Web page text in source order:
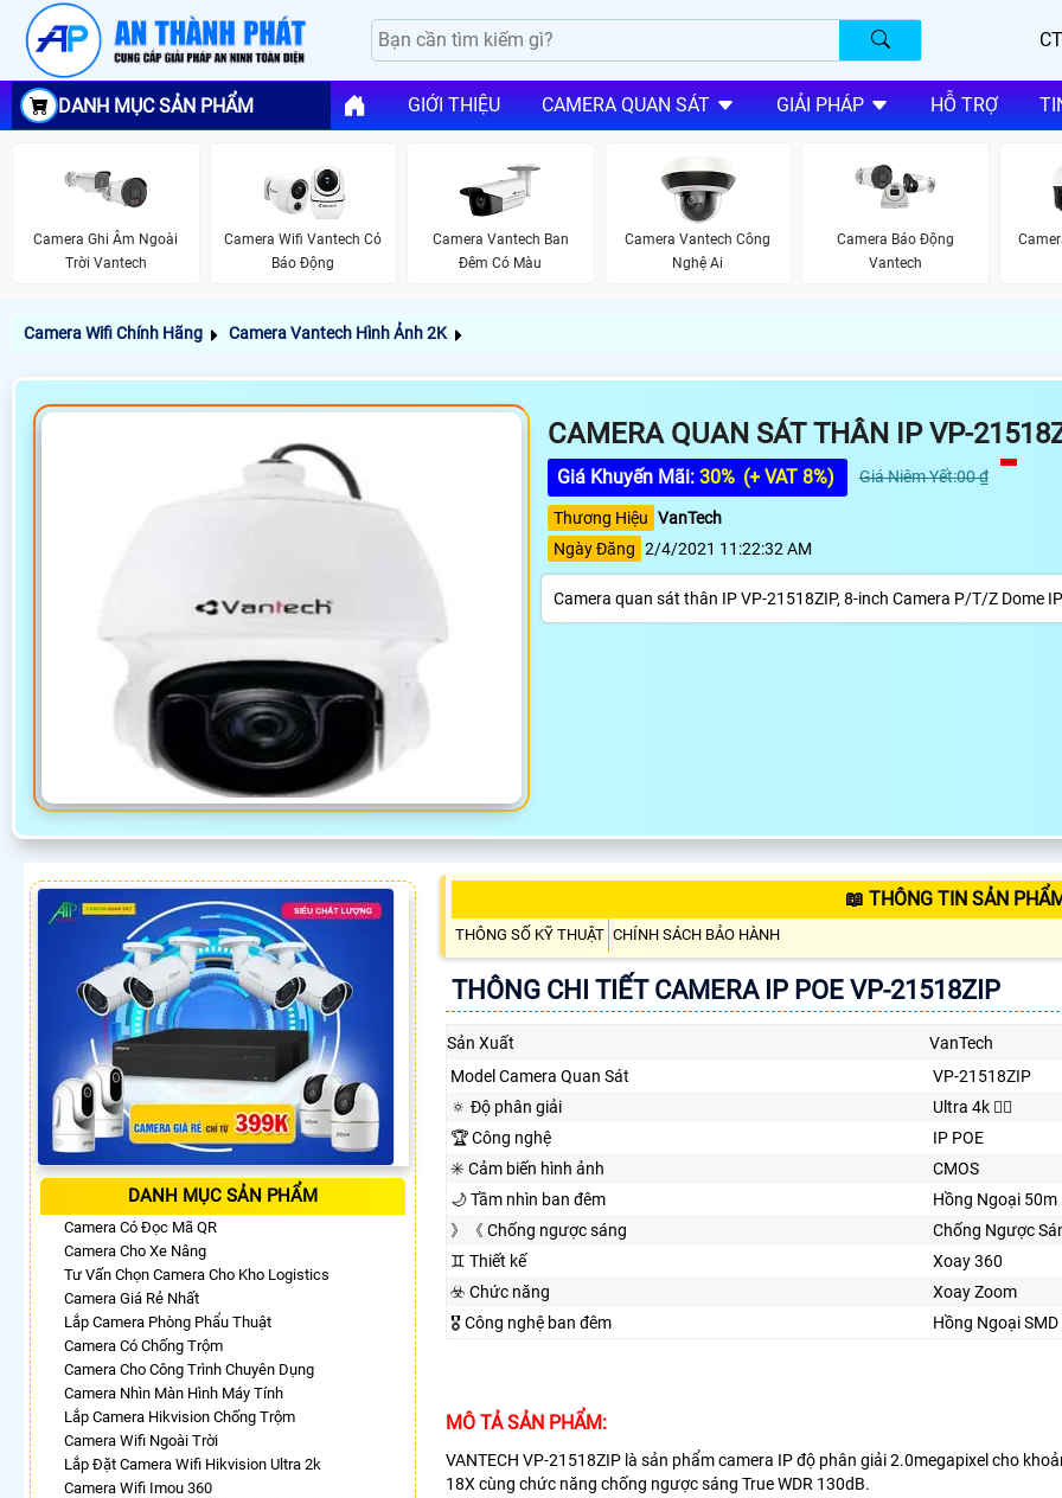
DANH MỤC SẢN PHẨM GIỚI THIỆU CAMERA QUAN SÁT GIẢI PHÁP HỖ TRỢ
Camera Ghi Âm Ngoài
Trời Vantech
Camera Wifi Vantech Có
Báo Động
Camera Vantech Ban
Đêm Có Màu
Camera Vantech Công
Nghệ Ai
Camera Báo Động
Vantech
Camera Wifi Chính Hãng Camera Vantech Hình Ảnh 2K
CAMERA QUAN SÁT THÂN IP VP-
Giá Khuyến Mãi: 30% (+ VAT 8%) Giá Niêm Yết:00 ₫
Thương Hiệu VanTech
Ngày Đăng 2/4/2021 11:22:32 AM
Camera quan sát thân IP VP-21518ZIP, 8-inch Camera P/T/Z Dome
DANH MỤC SẢN PHẨM
Camera Có Đọc Mã QR
Camera Cho Xe Nâng
Tư Vấn Chọn Camera Cho Kho Logistics
Camera Giá Rẻ Nhất
Lắp Camera Phòng Phẩu Thuật
Camera Có Chống Trộm
Camera Cho Công Trình Chuyên Dụng
Camera Nhìn Màn Hình Máy Tính
Lắp Camera Hikvision Chống Trộm
Camera Wifi Ngoài Trời
Lắp Đặt Camera Wifi Hikvision Ultra 2k
Camera Wifi Imou 360
📖 THÔNG TIN SẢN
THÔNG SỐ KỸ THUẬT CHÍNH SÁCH BẢO HÀNH
THÔNG CHI TIẾT CAMERA IP POE VP-21518ZIP
Sản Xuất
VanTech
Model Camera Quan Sát
VP-21518ZIP
🔅 Độ phân giải
Ultra 4k 👍🏾
🏆 Công nghệ
IP POE
✳️ Cảm biến hình ảnh
CMOS
🌙 Tầm nhìn ban đêm
Hồng Ngoại 50m
》《 Chống ngược sáng
Chống Ngược
♊ Thiết kế
Xoay 360
☣️ Chức năng
Xoay Zoom
🎖️ Công nghệ ban đêm
Hồng Ngoại SMD
MÔ TẢ SẢN PHẨM:
VANTECH VP-21518ZIP là sản phẩm camera IP độ phân giải 2.0megapixel cho
18X cùng chức năng chống ngược sáng True WDR 130dB.